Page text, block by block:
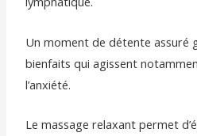
Un moment de détente assuré
bienfaits qui agissent
l’anxiété.
Le massage relaxant permet